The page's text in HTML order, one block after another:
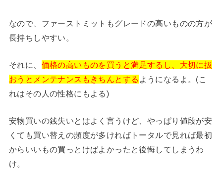
なので、ファーストミットもグレードの高いものの方が
長持ちしやすい。
それに、 価格の高いものを買うと満足するし、大切に扱
おうとメンテナンスもきちんとする ようになるよ。(こ
れはその人の性格にもよる)
安物買いの銭失いとはよく言うけど、やっぱり値段が安
くても買い替えの頻度が多ければトータルで見れば最初
からいいもの買っとけばよかったと後悔してしまうわ
け。